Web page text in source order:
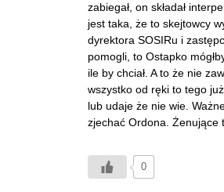
zabiegał, on składał
jest taka, że to skejtowcy
dyrektora SOSIRu i
pomogli, to Ostapko
ile by chciał. A to że nie
wszystko od ręki to tego
lub udaje że nie wie.
zjechać Ordona. Żenujące
0